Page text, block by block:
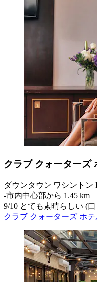
クラブ クォーターズ
ダウンタウン ワシントン
‐市内中心部から 1.45 km
9/10 とても素晴らしい (口
クラブ クォーターズ ホ